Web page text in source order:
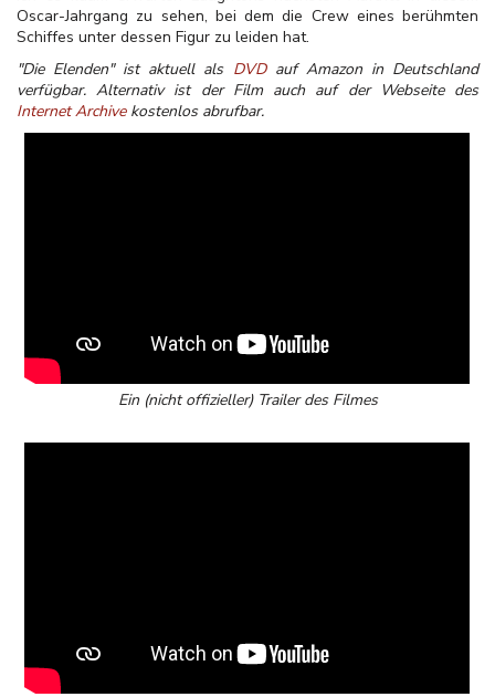
Oscar-Jahrgang zu sehen, bei dem die Crew eines berühmten
Schiffes unter dessen Figur zu leiden hat.
"Die Elenden" ist aktuell als DVDauf Amazon in Deutschland
verfügbar. Alternativ ist der Film auch auf der Webseite des
Internet Archivekostenlos abrufbar.
Ein (nicht offizieller) Trailer des Filmes